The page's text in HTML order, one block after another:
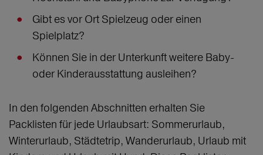
Gibt es vor Ort Spielzeug oder einen
Spielplatz?
Können Sie in der Unterkunft weitere Baby-
oder Kinderausstattung ausleihen?
In den folgenden Abschnitten erhalten Sie
Packlisten für jede Urlaubsart: Sommerurlaub,
Winterurlaub, Städtetrip, Wanderurlaub, Urlaub mit